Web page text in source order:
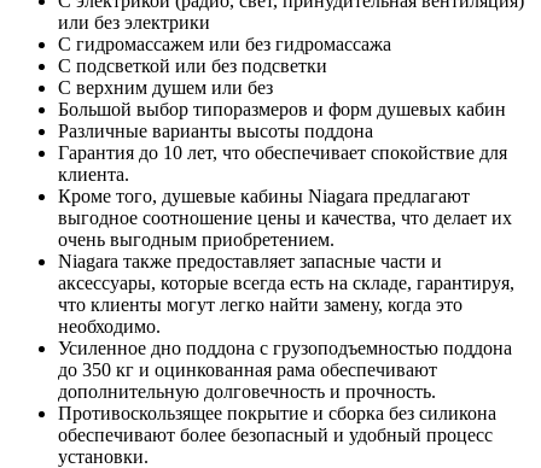
или без электрики
С гидромассажем или без гидромассажа
С подсветкой или без подсветки
С верхним душем или без
Большой выбор типоразмеров и форм душевых кабин
Различные варианты высоты поддона
Гарантия до 10 лет, что обеспечивает спокойствие для
клиента.
Кроме того, душевые кабины Niagara предлагают
выгодное соотношение цены и качества, что делает их
очень выгодным приобретением.
Niagara также предоставляет запасные части и
аксессуары, которые всегда есть на складе, гарантируя,
что клиенты могут легко найти замену, когда это
необходимо.
Усиленное дно поддона с грузоподъемностью поддона
до 350 кг и оцинкованная рама обеспечивают
дополнительную долговечность и прочность.
Противоскользящее покрытие и сборка без силикона
обеспечивают более безопасный и удобный процесс
установки.